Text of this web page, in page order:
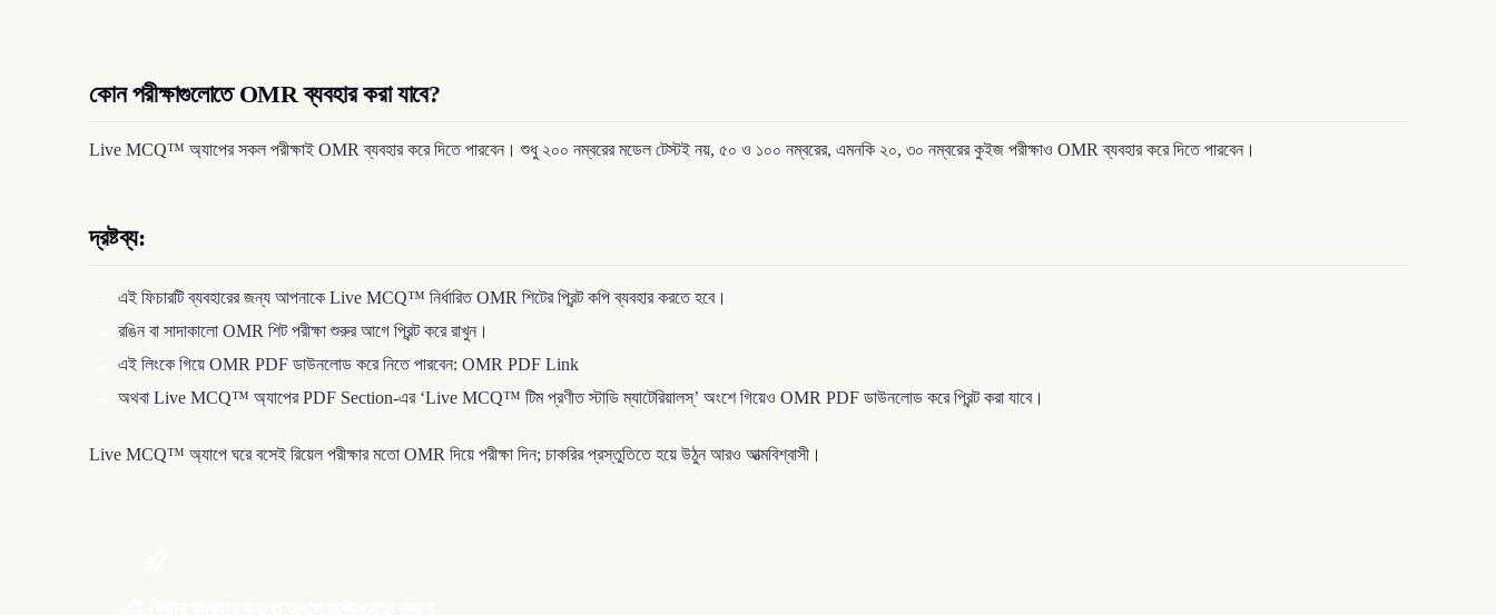
কোন পরীক্ষাগুলোতে OMR ব্যবহার করা যাবে?
Live MCQ™ অ্যাপের সকল পরীক্ষাই OMR ব্যবহার করে দিতে পারবেন। শুধু ২০০ নম্বরের মডেল টেস্টই নয়, ৫০ ও ১০০ নম্বরের, এমনকি ২০, ৩০ নম্বরের কুইজ পরীক্ষাও OMR ব্যবহার করে দিতে পারবেন।
দ্রষ্টব্য:
এই ফিচারটি ব্যবহারের জন্য আপনাকে Live MCQ™ নির্ধারিত OMR শিটের প্রিন্ট কপি ব্যবহার করতে হবে।
রঙিন বা সাদাকালো OMR শিট পরীক্ষা শুরুর আগে প্রিন্ট করে রাখুন।
এই লিংকে গিয়ে OMR PDF ডাউনলোড করে নিতে পারবেন: OMR PDF Link
অথবা Live MCQ™ অ্যাপের PDF Section-এর ‘Live MCQ™ টিম প্রণীত স্টাডি ম্যাটেরিয়ালস্‌’ অংশে গিয়েও OMR PDF ডাউনলোড করে প্রিন্ট করা যাবে।
Live MCQ™ অ্যাপে ঘরে বসেই রিয়েল পরীক্ষার মতো OMR দিয়ে পরীক্ষা দিন; চাকরির প্রস্তুতিতে হয়ে উঠুন আরও আত্মবিশ্বাসী।